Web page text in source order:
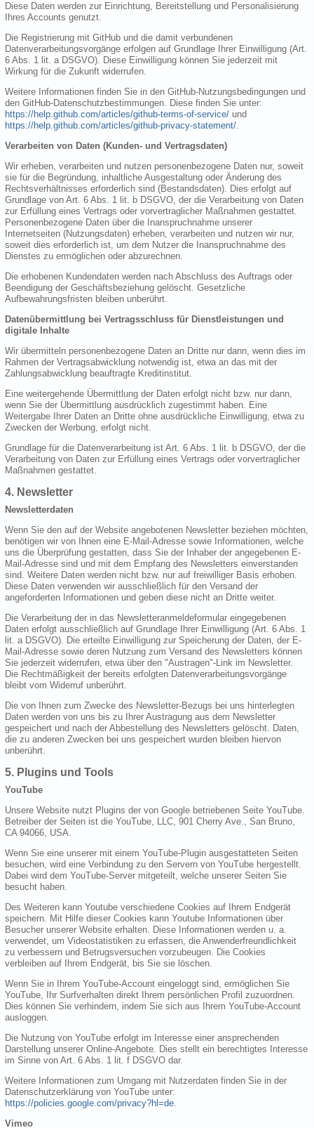
Diese Daten werden zur Einrichtung, Bereitstellung und Personalisierung
Ihres Accounts genutzt.
Die Registrierung mit GitHub und die damit verbundenen
Datenverarbeitungsvorgänge erfolgen auf Grundlage Ihrer Einwilligung (Art.
6 Abs. 1 lit. a DSGVO). Diese Einwilligung können Sie jederzeit mit
Wirkung für die Zukunft widerrufen.
Weitere Informationen finden Sie in den GitHub-Nutzungsbedingungen und
den GitHub-Datenschutzbestimmungen. Diese finden Sie unter:
https://help.github.com/articles/github-terms-of-service/ und
https://help.github.com/articles/github-privacy-statement/.
Verarbeiten von Daten (Kunden- und Vertragsdaten)
Wir erheben, verarbeiten und nutzen personenbezogene Daten nur, soweit
sie für die Begründung, inhaltliche Ausgestaltung oder Änderung des
Rechtsverhältnisses erforderlich sind (Bestandsdaten). Dies erfolgt auf
Grundlage von Art. 6 Abs. 1 lit. b DSGVO, der die Verarbeitung von Daten
zur Erfüllung eines Vertrags oder vorvertraglicher Maßnahmen gestattet.
Personenbezogene Daten über die Inanspruchnahme unserer
Internetseiten (Nutzungsdaten) erheben, verarbeiten und nutzen wir nur,
soweit dies erforderlich ist, um dem Nutzer die Inanspruchnahme des
Dienstes zu ermöglichen oder abzurechnen.
Die erhobenen Kundendaten werden nach Abschluss des Auftrags oder
Beendigung der Geschäftsbeziehung gelöscht. Gesetzliche
Aufbewahrungsfristen bleiben unberührt.
Datenübermittlung bei Vertragsschluss für Dienstleistungen und
digitale Inhalte
Wir übermitteln personenbezogene Daten an Dritte nur dann, wenn dies im
Rahmen der Vertragsabwicklung notwendig ist, etwa an das mit der
Zahlungsabwicklung beauftragte Kreditinstitut.
Eine weitergehende Übermittlung der Daten erfolgt nicht bzw. nur dann,
wenn Sie der Übermittlung ausdrücklich zugestimmt haben. Eine
Weitergabe Ihrer Daten an Dritte ohne ausdrückliche Einwilligung, etwa zu
Zwecken der Werbung, erfolgt nicht.
Grundlage für die Datenverarbeitung ist Art. 6 Abs. 1 lit. b DSGVO, der die
Verarbeitung von Daten zur Erfüllung eines Vertrags oder vorvertraglicher
Maßnahmen gestattet.
4. Newsletter
Newsletterdaten
Wenn Sie den auf der Website angebotenen Newsletter beziehen möchten,
benötigen wir von Ihnen eine E-Mail-Adresse sowie Informationen, welche
uns die Überprüfung gestatten, dass Sie der Inhaber der angegebenen E-
Mail-Adresse sind und mit dem Empfang des Newsletters einverstanden
sind. Weitere Daten werden nicht bzw. nur auf freiwilliger Basis erhoben.
Diese Daten verwenden wir ausschließlich für den Versand der
angeforderten Informationen und geben diese nicht an Dritte weiter.
Die Verarbeitung der in das Newsletteranmeldeformular eingegebenen
Daten erfolgt ausschließlich auf Grundlage Ihrer Einwilligung (Art. 6 Abs. 1
lit. a DSGVO). Die erteilte Einwilligung zur Speicherung der Daten, der E-
Mail-Adresse sowie deren Nutzung zum Versand des Newsletters können
Sie jederzeit widerrufen, etwa über den "Austragen"-Link im Newsletter.
Die Rechtmäßigkeit der bereits erfolgten Datenverarbeitungsvorgänge
bleibt vom Widerruf unberührt.
Die von Ihnen zum Zwecke des Newsletter-Bezugs bei uns hinterlegten
Daten werden von uns bis zu Ihrer Austragung aus dem Newsletter
gespeichert und nach der Abbestellung des Newsletters gelöscht. Daten,
die zu anderen Zwecken bei uns gespeichert wurden bleiben hiervon
unberührt.
5. Plugins und Tools
YouTube
Unsere Website nutzt Plugins der von Google betriebenen Seite YouTube.
Betreiber der Seiten ist die YouTube, LLC, 901 Cherry Ave., San Bruno,
CA 94066, USA.
Wenn Sie eine unserer mit einem YouTube-Plugin ausgestatteten Seiten
besuchen, wird eine Verbindung zu den Servern von YouTube hergestellt.
Dabei wird dem YouTube-Server mitgeteilt, welche unserer Seiten Sie
besucht haben.
Des Weiteren kann Youtube verschiedene Cookies auf Ihrem Endgerät
speichern. Mit Hilfe dieser Cookies kann Youtube Informationen über
Besucher unserer Website erhalten. Diese Informationen werden u. a.
verwendet, um Videostatistiken zu erfassen, die Anwenderfreundlichkeit
zu verbessern und Betrugsversuchen vorzubeugen. Die Cookies
verbleiben auf Ihrem Endgerät, bis Sie sie löschen.
Wenn Sie in Ihrem YouTube-Account eingeloggt sind, ermöglichen Sie
YouTube, Ihr Surfverhalten direkt Ihrem persönlichen Profil zuzuordnen.
Dies können Sie verhindern, indem Sie sich aus Ihrem YouTube-Account
ausloggen.
Die Nutzung von YouTube erfolgt im Interesse einer ansprechenden
Darstellung unserer Online-Angebote. Dies stellt ein berechtigtes Interesse
im Sinne von Art. 6 Abs. 1 lit. f DSGVO dar.
Weitere Informationen zum Umgang mit Nutzerdaten finden Sie in der
Datenschutzerklärung von YouTube unter:
https://policies.google.com/privacy?hl=de
Vimeo